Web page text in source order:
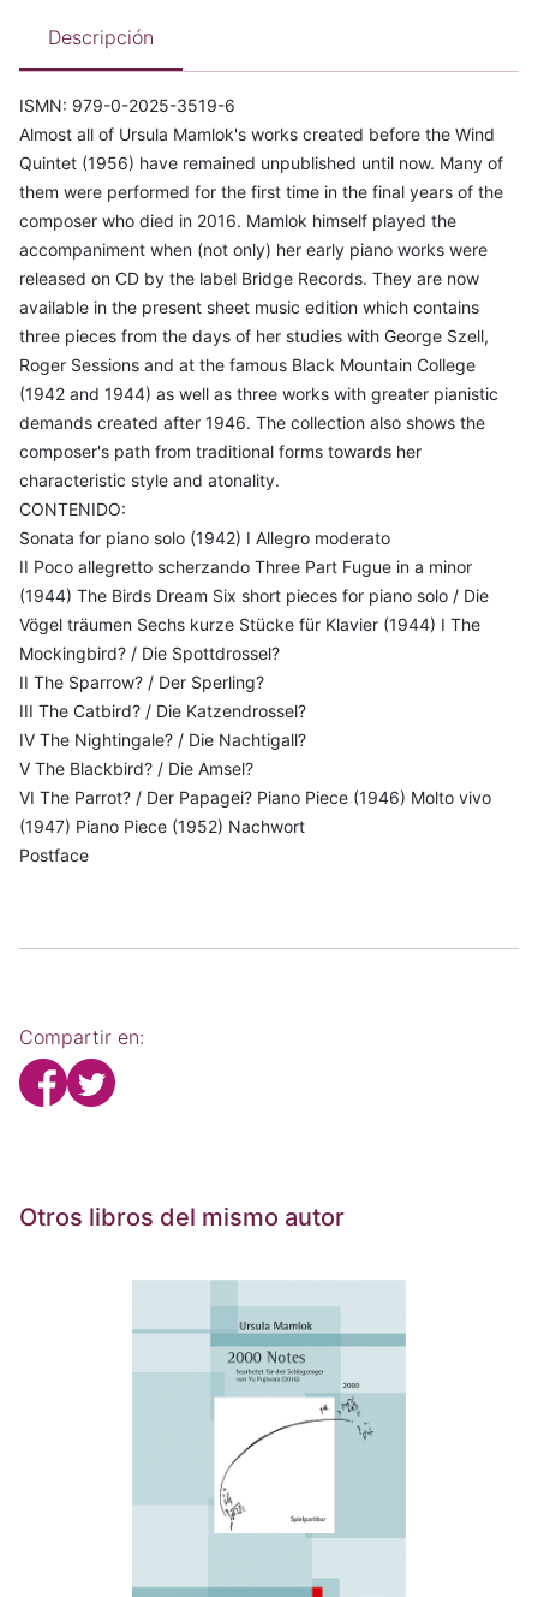
Descripción
ISMN: 979-0-2025-3519-6
Almost all of Ursula Mamlok's works created before the Wind
Quintet (1956) have remained unpublished until now. Many of
them were performed for the first time in the final years of the
composer who died in 2016. Mamlok himself played the
accompaniment when (not only) her early piano works were
released on CD by the label Bridge Records. They are now
available in the present sheet music edition which contains
three pieces from the days of her studies with George Szell,
Roger Sessions and at the famous Black Mountain College
(1942 and 1944) as well as three works with greater pianistic
demands created after 1946. The collection also shows the
composer's path from traditional forms towards her
characteristic style and atonality.
CONTENIDO:
Sonata for piano solo (1942) I Allegro moderato
II Poco allegretto scherzando Three Part Fugue in a minor
(1944) The Birds Dream Six short pieces for piano solo / Die
Vögel träumen Sechs kurze Stücke für Klavier (1944) I The
Mockingbird? / Die Spottdrossel?
II The Sparrow? / Der Sperling?
III The Catbird? / Die Katzendrossel?
IV The Nightingale? / Die Nachtigall?
V The Blackbird? / Die Amsel?
VI The Parrot? / Der Papagei? Piano Piece (1946) Molto vivo
(1947) Piano Piece (1952) Nachwort
Postface
Compartir en:
Otros libros del mismo autor